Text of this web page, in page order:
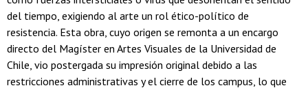
del tiempo, exigiendo al arte un rol ético-político de
resistencia. Esta obra, cuyo origen se remonta a un encargo
directo del Magíster en Artes Visuales de la Universidad de
Chile, vio postergada su impresión original debido a las
restricciones administrativas y el cierre de los campus, lo que